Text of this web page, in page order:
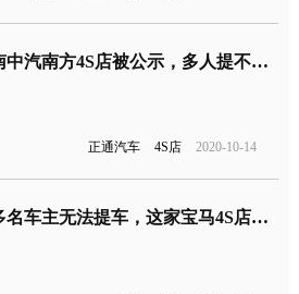
海南中汽南方4S店被公示，多人提不了车也退不了款
正通汽车 4S店 2020-10-14
10多名车主无法提车，这家宝马4S店一拖再拖